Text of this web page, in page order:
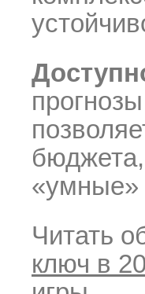
«умные»
Читать
ключ в